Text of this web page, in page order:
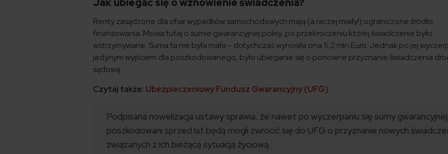
Renty zasądzone dla ofiar wypadków samochodowych mają (a raczej miały!) ograniczone źródło
finansowania. Mowa tutaj o sumie gwarancyjnej polisy, po przekroczeniu której świadczenie było
wstrzymywane. Suma ta nie była mała – dotychczas wynosiła ona 5,2 mln Euro. Jednak po jej
jedynym wyjściem dla poszkodowanego, było ubieganie się o ponowne przyznanie świadczenia
sądową.
Czytaj także: Ubezpieczeniowy Fundusz Gwarancyjny (UFG)
Podpisana nowelizacja ustawy sprawia, że nawet po wyczerpaniu się sumy
poszkodowani sprzed lat będą mogli zwrócić się do UFG o przyznanie nowych
związanych z ich bieżącą sytuacją życiową.